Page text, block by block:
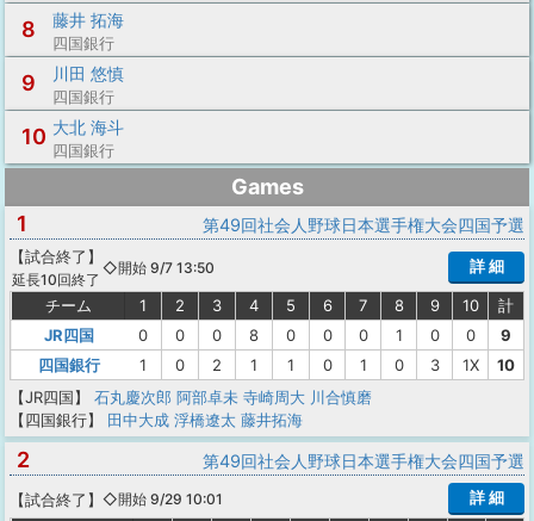
8 藤井 拓海
四国銀行
9 川田 悠慎
四国銀行
10 大北 海斗
四国銀行
Games
1
第49回社会人野球日本選手権大会四国予選
【試合終了 】
延長10回終了
◇開始 9/7 13:50 詳 細
チーム 1 2 3 4 5 6 7 8 9 10
計
JR四国
0 0 0 8 0 0 0 1 0 0
9
四国銀行
1 0 2 1 1 0 1 0 3 1X
10
【JR四国】
石丸慶次郎 阿部卓未 寺崎周大 川合慎磨
【四国銀行】
田中大成 浮橋遼太 藤井拓海
2 第49回社会人野球日本選手権大会四国予選
【試合終了 】 ◇開始 9/29 10:01
詳 細